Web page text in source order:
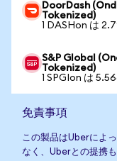
DoorDash
Tokenized)
1 DASHon は
S&P Global
Tokenized)
1 SPGIon は
免責事項
この製品はUberによ
なく、Uberとの提携